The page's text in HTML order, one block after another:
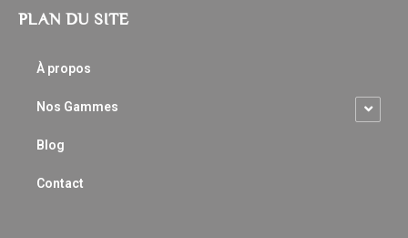
PLAN DU SITE
À propos
Nos Gammes
Blog
Contact